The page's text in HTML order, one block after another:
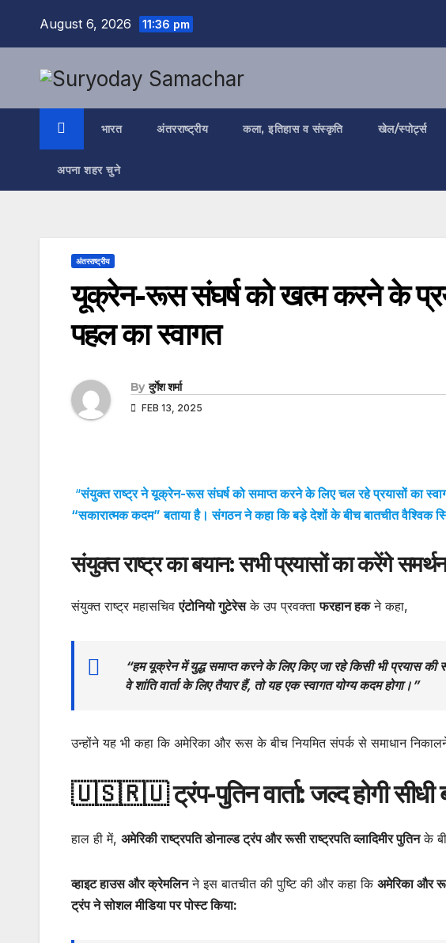
August 6, 2026 11:36 pm
भारत अंतरराष्ट्रीय कला, इतिहास व संस्कृति खेल/स्पोर्ट्स
अपना शहर चुने
अंतरराष्ट्रीय
यूक्रेन-रूस संघर्ष को खत्म करने के
पहल का स्वागत
By दुर्गेश शर्मा
FEB 13, 2025
“संयुक्त राष्ट्र ने यूक्रेन-रूस संघर्ष को समाप्त करने के लिए चल रहे प्रयासों का
“सकारात्मक कदम” बताया है। संगठन ने कहा कि बड़े देशों के बीच बातचीत वैश्विक
संयुक्त राष्ट्र का बयान: सभी प्रयासों का करेंगे समर्थन
संयुक्त राष्ट्र महासचिवएंटोनियो गुटेरेसके उप प्रवक्ताफरहान हकने कहा,
“हम यूक्रेन में युद्ध समाप्त करने के लिए किए जा रहे किसी भी प्रयास
वे शांति वार्ता के लिए तैयार हैं, तो यह एक स्वागत योग्य कदम होगा।”
उन्होंने यह भी कहा कि अमेरिका और रूस के बीच नियमित संपर्क से समाधान
🇺🇸🇷🇺 ट्रंप-पुतिन वार्ता: जल्द होगी सीधी
हाल ही में, अमेरिकी राष्ट्रपति डोनाल्ड ट्रंप और रूसी राष्ट्रपति व्लादिमीर पुतिनके
व्हाइट हाउस और क्रेमलिनने इस बातचीत की पुष्टि की और कहा कि अमेरिका और
ट्रंप ने सोशल मीडिया पर पोस्ट किया: